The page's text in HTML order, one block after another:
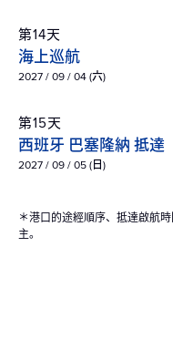
第14天
海上巡航
2027 / 09 / 04 (六)
第15天
西班牙 巴塞隆納 抵達
2027 / 09 / 05 (日)
＊港口的途經順序、抵達啟航
主。